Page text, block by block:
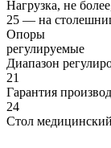
Нагрузка, не
25 — на
Опоры
регулируемые
Диапазон
21
Гарантия
24
Стол